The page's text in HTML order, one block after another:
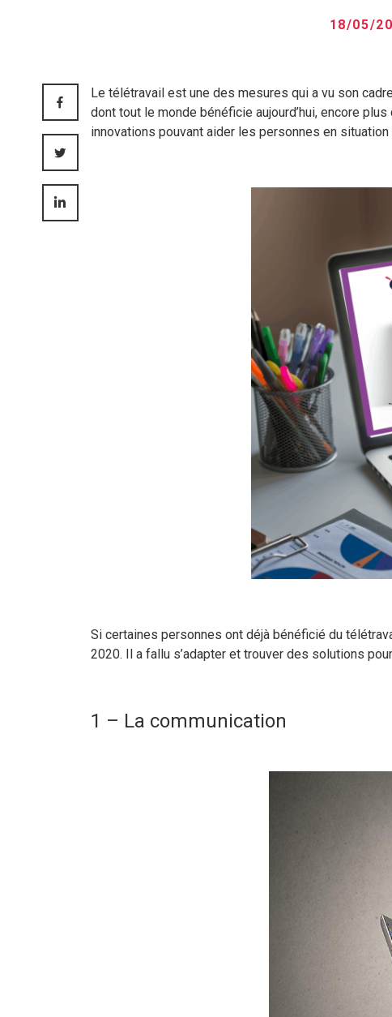
18/05/
FACEBOOK
Le télétravail est une des mesures qui a vu son
dont tout le monde bénéficie aujourd’hui, encore
innovations pouvant aider les personnes en
Si certaines personnes ont déjà bénéficié du
2020. Il a fallu s’adapter et trouver des solutions
1 – La communication